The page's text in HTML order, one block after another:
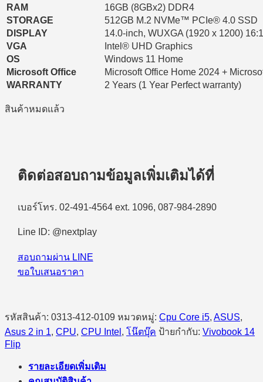
RAM
16GB (8GBx2) DDR4
STORAGE
512GB M.2 NVMe™ PCIe® 4.0 SSD
DISPLAY
14.0-inch, WUXGA (1920 x 1200)
VGA
Intel® UHD Graphics
OS
Windows 11 Home
Microsoft Office
Microsoft Office Home 2024 +
WARRANTY
2 Years (1 Year Perfect warranty)
สินค้าหมดแล้ว
ติดต่อสอบถามข้อมูลเพิ่มเติมได้ที่
เบอร์โทร. 02-491-4564 ext. 1096, 087-984-2890
Line ID: @nextplay
สอบถามผ่าน LINE
ขอใบเสนอราคา
รหัสสินค้า: 0313-412-0109 หมวดหมู่: Cpu Core i5, ASUS,
Asus 2 in 1, CPU, CPU Intel , โน๊ตบุ๊ค ป้ายกำกับ: Vivobook 14
Flip
รายละเอียดเพิ่มเติม